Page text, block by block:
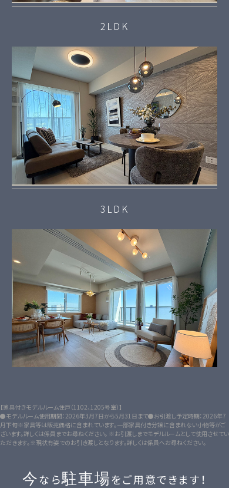
2LDK
3LDK
【家具付きモデルルーム住戸（1102、1205号室）】
●モデルルーム使用期間：2026年3月7日から5月31日まで●お引渡し予定時期：2026年7
月下旬※家具等は販売価格に含まれています。一部家具付き分譲に含まれない小物等がご
ざいます。詳しくは係員までお尋ねください。 ※お引渡しまでモデルルームとして使用させてい
ただきます。※現状有姿でのお引き渡しとなります。詳しくは係員へお尋ねください。
今なら駐車場をご用意できます！